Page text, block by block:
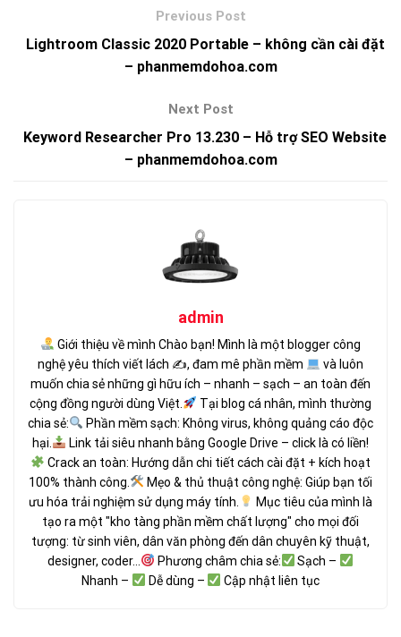
Lightroom Classic 2020 Portable – không cần cài đặt
– phanmemdohoa.com
Keyword Researcher Pro 13.230 – Hỗ trợ SEO Website
– phanmemdohoa.com
admin
Giới thiệu về mình Chào bạn! Mình là một blogger công
nghệ yêu thích viết lách ✍, đam mê phần mềm
và luôn
muốn chia sẻ những gì hữu ích – nhanh – sạch – an toàn đến
cộng đồng người dùng Việt.
Tại blog cá nhân, mình thường
chia sẻ:
Phần mềm sạch: Không virus, không quảng cáo độc
hại.
Link tải siêu nhanh bằng Google Drive – click là có liền!
Crack an toàn: Hướng dẫn chi tiết cách cài đặt + kích hoạt
100% thành công.
Mẹo & thủ thuật công nghệ: Giúp bạn tối
ưu hóa trải nghiệm sử dụng máy tính.
Mục tiêu của mình là
tạo ra một "kho tàng phần mềm chất lượng" cho mọi đối
tượng: từ sinh viên, dân văn phòng đến dân chuyên kỹ thuật,
designer, coder...
Phương châm chia sẻ:
Sạch –
Nhanh –
Dễ dùng – Cập nhật liên tục